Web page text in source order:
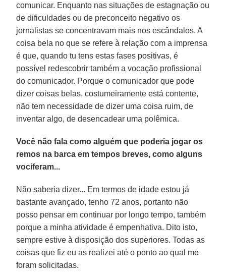
comunicar. Enquanto nas situações de estagnação ou
de dificuldades ou de preconceito negativo os
jornalistas se concentravam mais nos escândalos. A
coisa bela no que se refere à relação com a imprensa
é que, quando tu tens estas fases positivas, é
possível redescobrir também a vocação profissional
do comunicador. Porque o comunicador que pode
dizer coisas belas, costumeiramente está contente,
não tem necessidade de dizer uma coisa ruim, de
inventar algo, de desencadear uma polêmica.
Você não fala como alguém que poderia jogar os
remos na barca em tempos breves, como alguns
vociferam...
Não saberia dizer... Em termos de idade estou já
bastante avançado, tenho 72 anos, portanto não
posso pensar em continuar por longo tempo, também
porque a minha atividade é empenhativa. Dito isto,
sempre estive à disposição dos superiores. Todas as
coisas que fiz eu as realizei até o ponto ao qual me
foram solicitadas.